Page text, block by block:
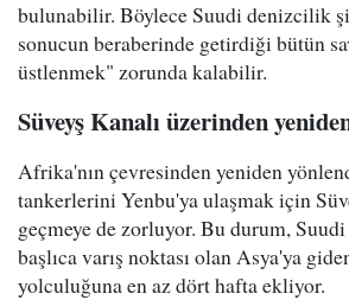
bulunabilir. Böylece Suudi denizcilik
sonucun beraberinde getirdiği bütün
üstlenmek" zorunda kalabilir.
Süveyş Kanalı üzerinden
Afrika'nın çevresinden yeniden
tankerlerini Yenbu'ya ulaşmak için
geçmeye de zorluyor. Bu durum,
başlıca varış noktası olan Asya'ya
yolculuğuna en az dört hafta ekliyor.